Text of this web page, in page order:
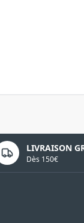
LIVRAISON
Dès 150€